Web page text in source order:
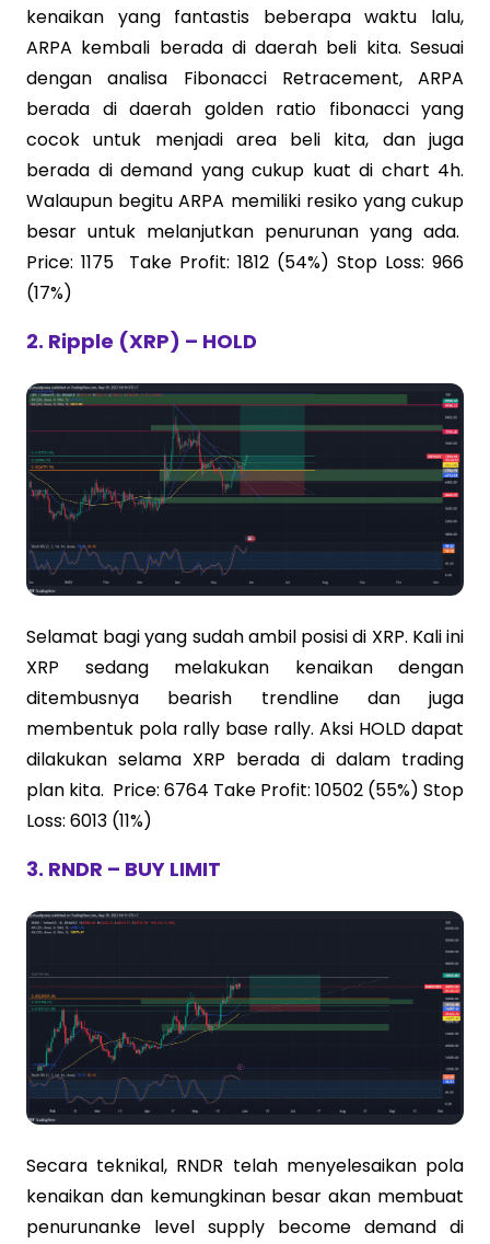
kenaikan yang fantastis beberapa waktu lalu,
ARPA kembali berada di daerah beli kita. Sesuai
dengan analisa Fibonacci Retracement, ARPA
berada di daerah golden ratio fibonacci yang
cocok untuk menjadi area beli kita, dan juga
berada di demand yang cukup kuat di chart 4h.
Walaupun begitu ARPA memiliki resiko yang cukup
besar untuk melanjutkan penurunan yang ada.
Price: 1175 Take Profit: 1812 (54%) Stop Loss: 966
(17%)
2. Ripple (XRP) – HOLD
Selamat bagi yang sudah ambil posisi di XRP. Kali ini
XRP sedang melakukan kenaikan dengan
ditembusnya bearish trendline dan juga
membentuk pola rally base rally. Aksi HOLD dapat
dilakukan selama XRP berada di dalam trading
plan kita. Price: 6764 Take Profit: 10502 (55%) Stop
Loss: 6013 (11%)
3. RNDR – BUY LIMIT
Secara teknikal, RNDR telah menyelesaikan pola
kenaikan dan kemungkinan besar akan membuat
penurunanke level supply become demand di